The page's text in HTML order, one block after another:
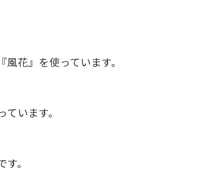
花』を使っています。
います。
。